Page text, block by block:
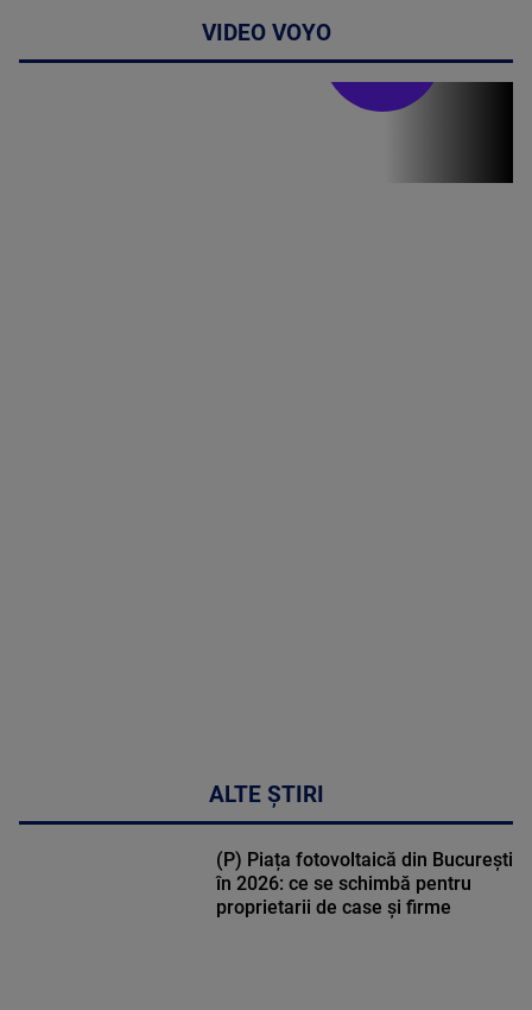
VIDEO VOYO
Stirile PRO TV
ALTE ȘTIRI
(P) Piața fotovoltaică din București
în 2026: ce se schimbă pentru
proprietarii de case și firme